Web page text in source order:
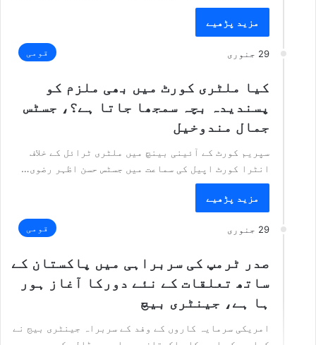
مزید پڑھیے
29 جنوری قومی
کیا ملٹری کورٹ میں بھی ملزم کو
پسندیدہ بچہ سمجھا جاتا ہے؟، جسٹس
جمال مندوخیل
سپریم کورٹ کے آئینی بینچ میں ملٹری ٹرائل کے خلاف
انٹرا کورٹ اپیل کی سماعت میں جسٹس حسن اظہر رضوی…
مزید پڑھیے
29 جنوری قومی
صدر ٹرمپ کی سربراہی میں پاکستان کے
ساتھ تعلقات کے نئے دورکا آغاز ہور
ہا ہے، جینٹری بیچ
امریکی سرمایہ کاروں کے وفد کے سربراہ جینٹری بیج نے